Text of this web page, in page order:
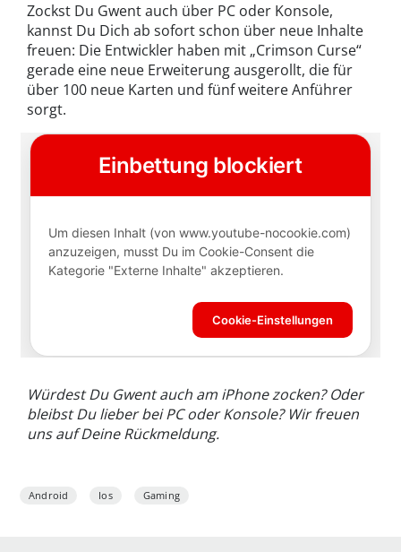
Zockst Du Gwent auch über PC oder Konsole,
kannst Du Dich ab sofort schon über neue Inhalte
freuen: Die Entwickler haben mit „Crimson Curse“
gerade eine neue Erweiterung ausgerollt, die für
über 100 neue Karten und fünf weitere Anführer
sorgt.
Würdest Du Gwent auch am iPhone zocken? Oder
bleibst Du lieber bei PC oder Konsole? Wir freuen
uns auf Deine Rückmeldung.
Android Ios Gaming